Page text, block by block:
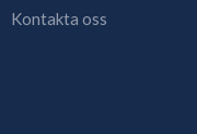
Kontakta oss